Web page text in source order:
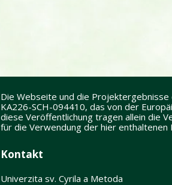
Die Webseite und die
KA226-SCH-094410, das von der
diese Veröffentlichung tragen allein die
für die Verwendung der hier
Kontakt
Univerzita sv. Cyrila a Metoda